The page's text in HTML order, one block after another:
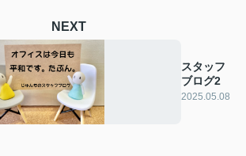
NEXT
スタッフ
ブログ2
2025.05.08